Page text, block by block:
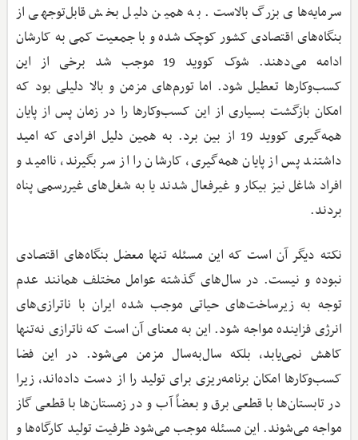
سرمایه‌های بزرگ بالاست. به همین دلیل بخش قابل‌توجهی از
بنگاه‌های اقتصادی کشور کوچک شده و با جمعیت کمی به کارشان
ادامه می‌دهند. شوک کووید 19 موجب شد برخی از این
کسب‌وکارها تعطیل شود. اما تورم‌های مزمن و بالا دلیلی بود که
امکان بازگشت بسیاری از این کسب‌وکارها را در زمان پس از پایان
همه‌گیری کووید 19 از بین برد. به همین دلیل افرادی که امید
داشتند پس از پایان همه‌گیری، کارشان را از سر بگیرند، ناامید و
افراد شاغل نیز بیکار و غیرفعال شدند یا به شغل‌های غیررسمی پناه
بردند.
نکته دیگر آن است که این مسئله تنها معضل بنگاه‌های اقتصادی
نبوده و نیست. در سال‌های گذشته عوامل مختلف همانند عدم
توجه به زیرساخت‌های حیاتی موجب شده ایران با ناترازی‌های
انرژی فزاینده مواجه شود. این به معنای آن است که ناترازی نه‌تنها
کاهش نمی‌یابد، بلکه سال‌به‌سال مزمن می‌شود. در این فضا
کسب‌وکارها امکان برنامه‌ریزی برای تولید را از دست داده‌اند، زیرا
در تابستان‌ها با قطعی برق و بعضاً آب و در زمستان‌ها با قطعی گاز
مواجه می‌شوند. این مسئله موجب می‌شود ظرفیت تولید کارگاه‌ها و